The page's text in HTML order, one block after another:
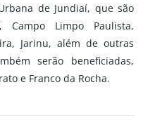
de Jundiaí, que são
Campo Limpo Paulista,
Jarinu, além de outras
serão beneficiadas,
e Franco da Rocha.